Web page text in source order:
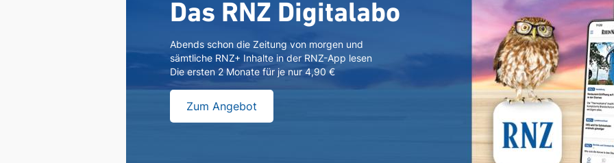
Das RNZ Digitalabo
Abends schon die Zeitung von morgen und
sämtliche RNZ+ Inhalte in der RNZ-App lesen
Die ersten 2 Monate für je nur 4,90 €
Zum Angebot